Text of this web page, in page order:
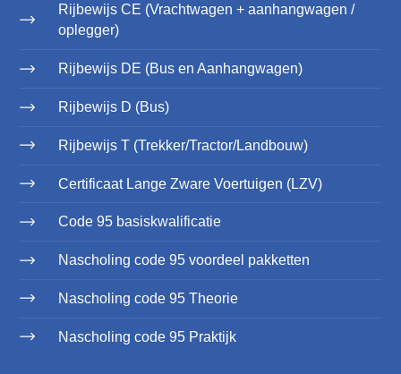
Rijbewijs CE (Vrachtwagen + aanhangwagen /
oplegger)
Rijbewijs DE (Bus en Aanhangwagen)
Rijbewijs D (Bus)
Rijbewijs T (Trekker/Tractor/Landbouw)
Certificaat Lange Zware Voertuigen (LZV)
Code 95 basiskwalificatie
Nascholing code 95 voordeel pakketten
Nascholing code 95 Theorie
Nascholing code 95 Praktijk